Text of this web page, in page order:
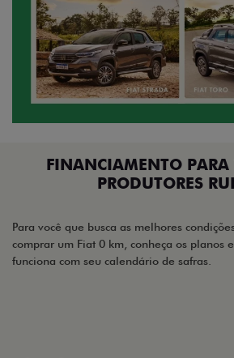
FINANCIAMENTO PARA
PRODUTORES
Para você que busca as melhores
comprar um Fiat 0 km, conheça os planos
funciona com seu calendário de safras.